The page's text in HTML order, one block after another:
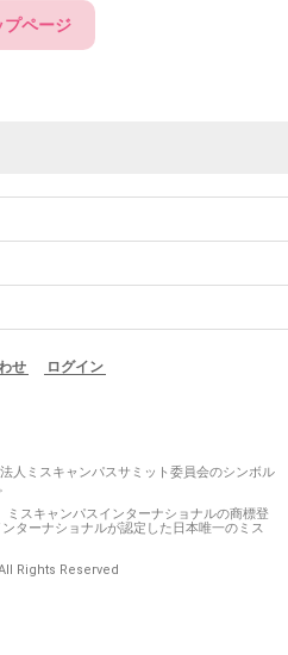
プページ
せ ログイン
人ミスキャンパスサミット委員会のシンボル
スキャンパスインターナショナルの商標登
ターナショナルが認定した日本唯一のミス
Rights Reserved